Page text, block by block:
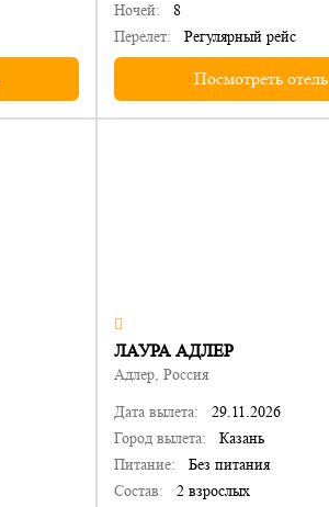
Ночей:
8
Перелет:
Регулярный рейс
Посмотреть отель
ЛАУРА АДЛЕР
Адлер, Россия
Дата вылета:
29.11.2026
Город вылета:
Казань
Питание:
Без питания
Состав:
2 взрослых